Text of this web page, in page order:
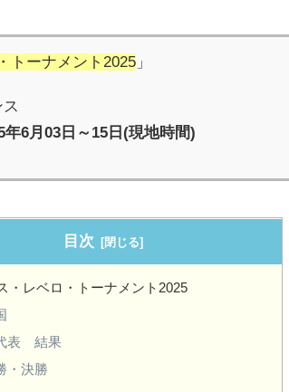
トーナメント2025 」
年6月03日～15日(現地時間)
目次
・レベロ・トーナメント2025
表 結果
・決勝